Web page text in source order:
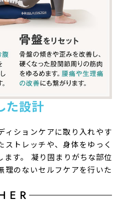
た設計
ィションケアに取り入れやす
ストレッチや、身体をゆっく
ます。 凝り固まりがちな部位
理のないセルフケアを行いた